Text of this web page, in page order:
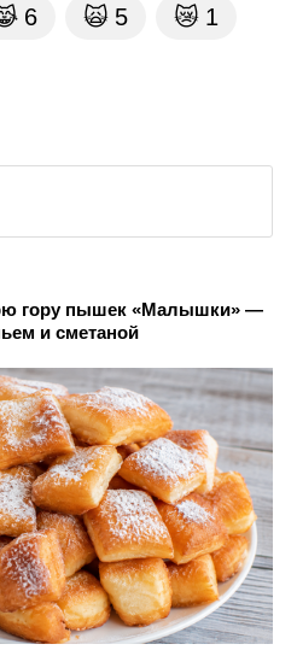
6 🙀 5 😿 1
гору пышек «Малышки» —
и сметаной